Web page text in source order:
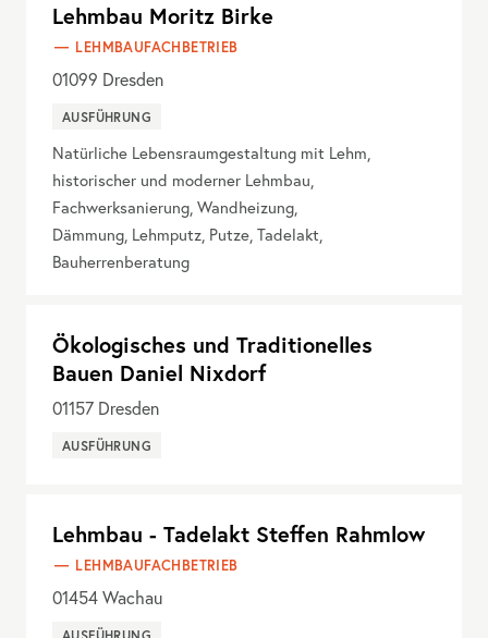
Lehmbau Moritz Birke
LEHMBAUFACHBETRIEB
01099 Dresden
AUSFÜHRUNG
Natürliche Lebensraumgestaltung mit Lehm,
historischer und moderner Lehmbau,
Fachwerksanierung, Wandheizung,
Dämmung, Lehmputz, Putze, Tadelakt,
Bauherrenberatung
Ökologisches und Traditionelles
Bauen Daniel Nixdorf
01157 Dresden
AUSFÜHRUNG
Lehmbau - Tadelakt Steffen Rahmlow
LEHMBAUFACHBETRIEB
01454 Wachau